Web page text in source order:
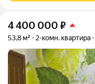
4 400 000 ₽
53,8 м² 2-комн. квартира